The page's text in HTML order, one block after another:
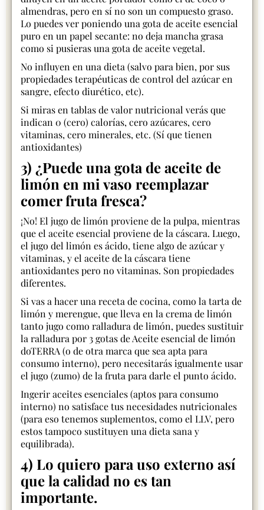
almendras, pero en sí no son un compuesto graso.
Lo puedes ver poniendo una gota de aceite esencial
puro en un papel secante: no deja mancha grasa
como si pusieras una gota de aceite vegetal.
No influyen en una dieta (salvo para bien, por sus
propiedades terapéuticas de control del azúcar en
sangre, efecto diurético, etc).
Si miras en tablas de valor nutricional verás que
indican 0 (cero) calorías, cero azúcares, cero
vitaminas, cero minerales, etc. (Sí que tienen
antioxidantes)
3) ¿Puede una gota de aceite de
limón en mi vaso reemplazar
comer fruta fresca?
¡No! El jugo de limón proviene de la pulpa, mientras
que el aceite esencial proviene de la cáscara. Luego,
el jugo del limón es ácido, tiene algo de azúcar y
vitaminas, y el aceite de la cáscara tiene
antioxidantes pero no vitaminas. Son propiedades
diferentes.
Si vas a hacer una receta de cocina, como la tarta de
limón y merengue, que lleva en la crema de limón
tanto jugo como ralladura de limón, puedes sustituir
la ralladura por 3 gotas de Aceite esencial de limón
doTERRA (o de otra marca que sea apta para
consumo interno), pero necesitarás igualmente usar
el jugo (zumo) de la fruta para darle el punto ácido.
Ingerir aceites esenciales (aptos para consumo
interno) no satisface tus necesidades nutricionales
(para eso tenemos suplementos, como el LLV, pero
estos tampoco sustituyen una dieta sana y
equilibrada).
4) Lo quiero para uso externo así
que la calidad no es tan
importante.